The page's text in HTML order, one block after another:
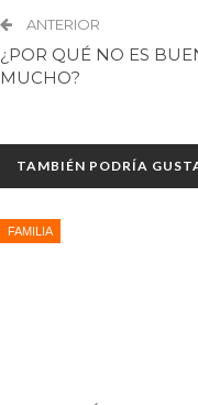
ANTERIOR
¿POR QUÉ NO ES
MUCHO?
TAMBIÉN PODRÍA
FAMILIA